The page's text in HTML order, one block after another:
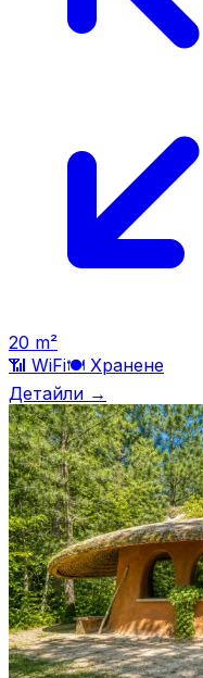
20 m²
📶 WiFi🍽️ Хранене
Детайли →